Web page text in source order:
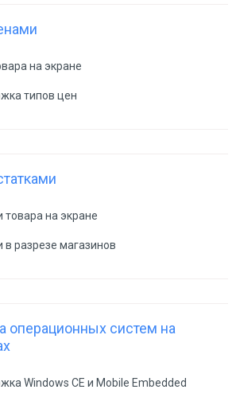
на экране
типов цен
товара на экране
в разрезе магазинов
операционных систем на
Windows CE и Mobile Embedded